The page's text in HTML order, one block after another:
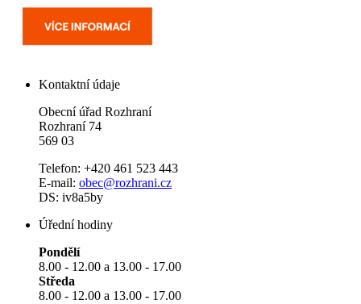
Kontaktní údaje
Obecní úřad Rozhraní
Rozhraní 74
569 03
Telefon: +420 461 523 443
E-mail: obec@rozhrani.cz
DS: iv8a5by
Úřední hodiny
Pondělí
8.00 - 12.00 a 13.00 - 17.00
Středa
8.00 - 12.00 a 13.00 - 17.00